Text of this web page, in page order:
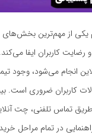
یکی از مهم‌ترین
رضایت کاربران ایفا
انجام می‌شود،
کاربران ضروری است.
ساعته از طریق تماس تلفنی، چت
در تمام مراحل